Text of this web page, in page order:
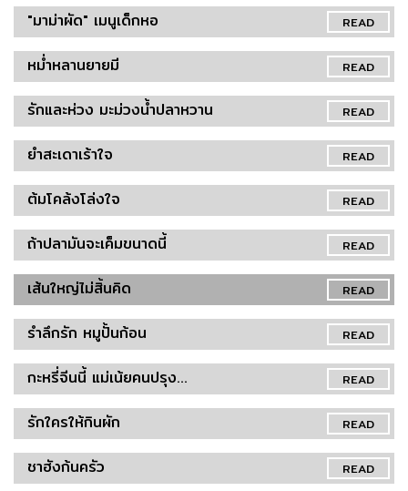
READ
"มาม่าผัด" เมนูเด็กหอ
READ
หม่ำหลานยายมี
READ
รักและห่วง มะม่วงน้ำปลาหวาน
READ
ยำสะเดาเร้าใจ
READ
ต้มโคล้งโล่งใจ
READ
ถ้าปลามันจะเค็มขนาดนี้
READ
เส้นใหญ่ไม่สิ้นคิด
READ
รำลึกรัก หมูปั้นก้อน
READ
กะหรี่จีนนี้ แม่เน้ยคนปรุง...
READ
รักใครให้กินผัก
READ
ชาฮังก้นครัว